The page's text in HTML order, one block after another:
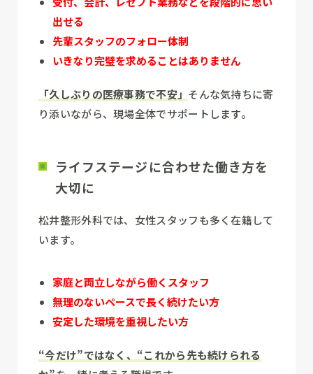
出せる
先輩スタッフのフォロー体制
いきなり完璧を求めることはありません
「久しぶりの医療事務で不安」 そんな気持ちに寄
り添いながら、現場全体でサポートします。
ライフステージに合わせた働き方を
大切に
松井整形外科では、女性スタッフも多く在籍して
います。
家庭と両立しながら働くスタッフ
無理のないペースで長く続けたい方
安定した環境を重視したい方
“今だけ”ではなく、“これから先も続けられる